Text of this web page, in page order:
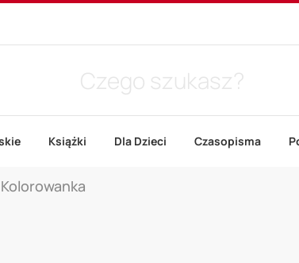
Książki Dla Dzieci Czasopisma